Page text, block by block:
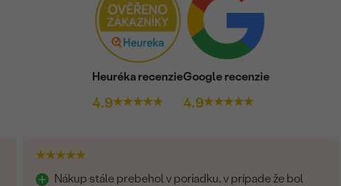
Heuréka recenzie
4.9
Google recenzie
4.9
Nákup stále prebehol v poriadku, v prípade že bol